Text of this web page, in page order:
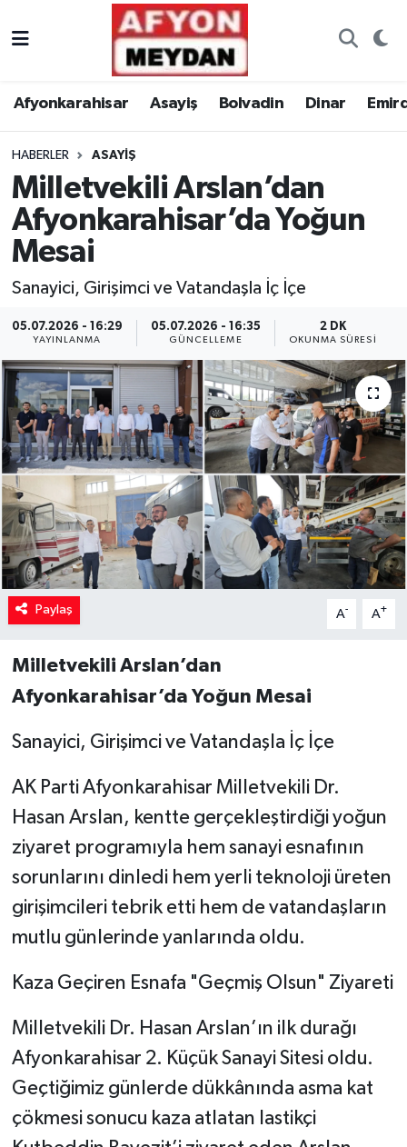
Afyonkarahisar Asayiş Bolvadin Dinar
HABERLER ASAYIŞ
Milletvekili Arslan’dan
Afyonkarahisar’da Yoğun
Mesai
Sanayici, Girişimci ve Vatandaşla İç İçe
05.07.2026 - 16:29
YAYINLANMA
05.07.2026 - 16:35
GÜNCELLEME
2 DK
OKUNMA SÜRESI
Paylaş A- A+
Milletvekili Arslan’dan
Afyonkarahisar’da Yoğun Mesai
Sanayici, Girişimci ve Vatandaşla İç İçe
AK Parti Afyonkarahisar Milletvekili Dr.
Hasan Arslan, kentte gerçekleştirdiği yoğun
ziyaret programıyla hem sanayi esnafının
sorunlarını dinledi hem yerli teknoloji üreten
girişimcileri tebrik etti hem de vatandaşların
mutlu günlerinde yanlarında oldu.
Kaza Geçiren Esnafa "Geçmiş Olsun" Ziyareti
Milletvekili Dr. Hasan Arslan’ın ilk durağı
Afyonkarahisar 2. Küçük Sanayi Sitesi oldu.
Geçtiğimiz günlerde dükkânında asma kat
çökmesi sonucu kaza atlatan lastikçi
Nöbetçi Eczaneler
Trafik Durumu
Süper Lig Puan Durumu ve Fikstür
Tüm Manşetler
Son Dakika Haberleri
Haber Arşivi